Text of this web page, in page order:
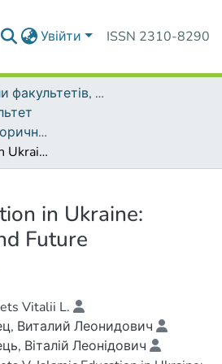
Увійти ISSN 2310-8290
Матеріали факультетів, інститутів, підрозділів
Наукові праці Історичного факультету
Islamic Education in Ukraine: Challenges and Future
in Ukraine:
Future
Vitalii L.
Виталий Леонидович
Віталій Леонідович